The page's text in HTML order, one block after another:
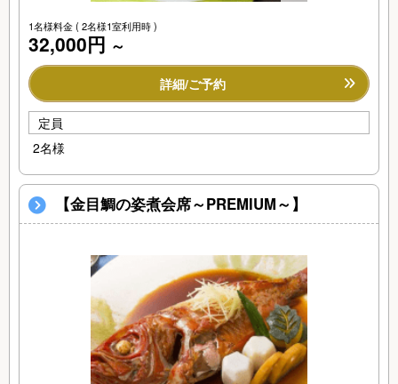
1名様料金( 2名様1室利用時 )
32,000円 ～
詳細/ご予約
定員
2名様
【金目鯛の姿煮会席～PREMIUM～】